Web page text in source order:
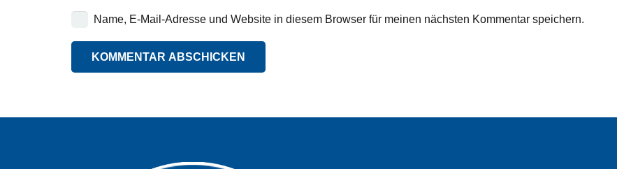
Name, E-Mail-Adresse und Website in diesem Browser für meinen nächsten Kommentar speichern.
KOMMENTAR ABSCHICKEN